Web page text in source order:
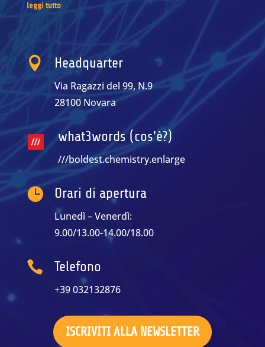
leggi tutto
 Headquarter
Via Ragazzi del 99, N.9
28100 Novara
what3words (cos'è?)
///boldest.chemistry.enlarge
 Orari di apertura
Lunedì – Venerdì:
9.00/13.00-14.00/18.00
 Telefono
+39 032132876
ISCRIVITI ALLA NEWSLETTER